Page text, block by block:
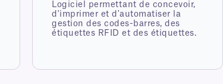
Logiciel permettant de concevoir,
d'imprimer et d'automatiser la
gestion des codes-barres, des
étiquettes RFID et des étiquettes.